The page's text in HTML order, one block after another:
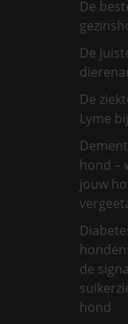
De
De
De
Lyme
hond –
jouw
de
hond